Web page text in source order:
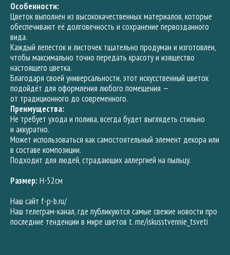
Особенности:
Цветок выполнен из высококачественных материалов, которые
обеспечивают её долговечность и сохранение первозданного
вида.
Каждый лепесток и листочек тщательно продуман и изготовлен,
чтобы максимально точно передать красоту и изящество
настоящего цветка.
Благодаря своей универсальности, этот искусственный цветок
подойдёт для оформления любого помещения —
от традиционного до современного.
Преимущества:
Не требует ухода и полива, всегда будет выглядеть стильно
и аккуратно.
Может использоваться как самостоятельный элемент декора или
в составе композиции.
Подходит для людей, страдающих аллергией на пыльцу.
Размер: H-52см
Наш сайт f-p-b.ru/
Наш телеграм-канал, где публикуются самые свежие новости про
последние тенденции в мире цветов t. me/iskusstvennie_tsveti